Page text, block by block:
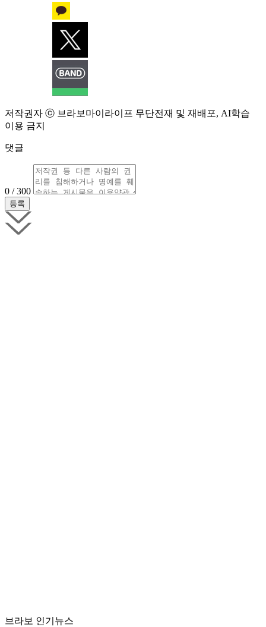
저작권자 ⓒ 브라보마이라이프 무단전재 및 재배포, AI학습
이용 금지
댓글
0 / 300
브라보 인기뉴스